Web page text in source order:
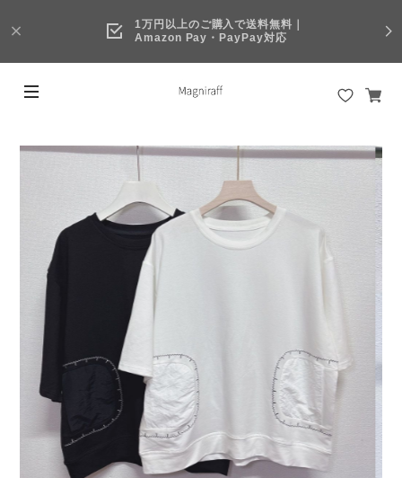
1万円以上のご購入で送料無料｜
Amazon Pay・PayPay対応